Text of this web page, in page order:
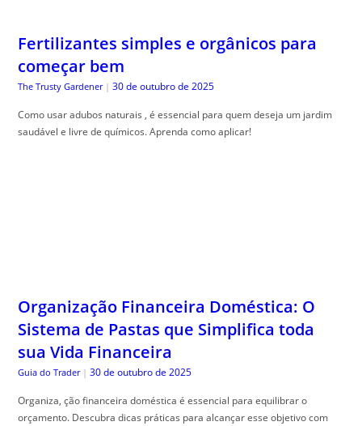
Fertilizantes simples e orgânicos para
começar bem
The Trusty Gardener | 30 de outubro de 2025
Como usar adubos naturais , é essencial para quem deseja um jardim
saudável e livre de químicos. Aprenda como aplicar!
Organização Financeira Doméstica: O
Sistema de Pastas que Simplifica toda
sua Vida Financeira
Guia do Trader | 30 de outubro de 2025
Organiza, ção financeira doméstica é essencial para equilibrar o
orçamento. Descubra dicas práticas para alcançar esse objetivo com